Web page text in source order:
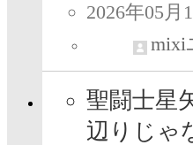
2026年05月
mixi
聖闘士星
辺りじゃ